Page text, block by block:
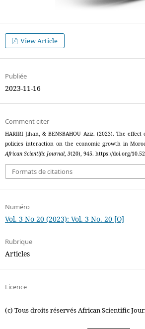
View Article
Publiée
2023-11-16
Comment citer
HARIRI Jihan, & BENSBAHOU Aziz. (2023). The
policies interaction on the economic growth in
African Scientific Journal, 3(20), 945. https://doi.org/
Formats de citations
Numéro
Vol. 3 No 20 (2023): Vol. 3 No. 20 [O]
Rubrique
Articles
Licence
(c) Tous droits réservés African Scientific